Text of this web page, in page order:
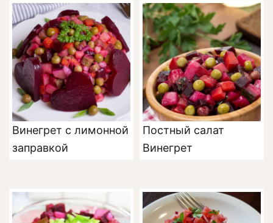
Винегрет с лимонной
заправкой
Постный салат
Винегрет